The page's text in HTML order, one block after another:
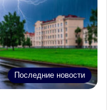
Последние новости